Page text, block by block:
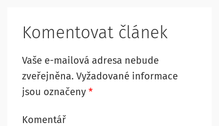
Komentovat článek
Vaše e-mailová adresa nebude
zveřejněna. Vyžadované informace
jsou označeny *
Komentář